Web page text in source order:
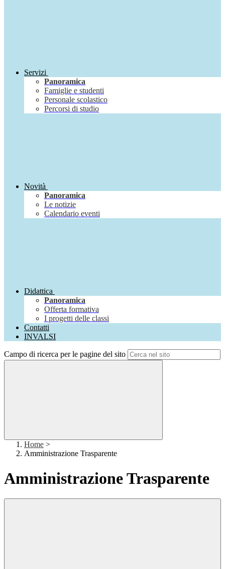
Servizi
Panoramica
Famiglie e studenti
Personale scolastico
Percorsi di studio
Novità
Panoramica
Le notizie
Calendario eventi
Didattica
Panoramica
Offerta formativa
I progetti delle classi
Contatti
INVALSI
Campo di ricerca per le pagine del sito
Home >
Amministrazione Trasparente
Amministrazione Trasparente